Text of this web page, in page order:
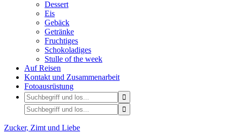
Dessert
Eis
Gebäck
Getränke
Fruchtiges
Schokoladiges
Stulle of the week
Auf Reisen
Kontakt und Zusammenarbeit
Fotoausrüstung
Zucker, Zimt und Liebe